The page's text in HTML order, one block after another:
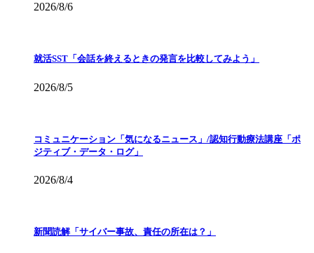
2026/8/6
就活SST「会話を終えるときの発言を比較してみよう」
2026/8/5
コミュニケーション「気になるニュース」/認知行動療法講座「ポ
ジティブ・データ・ログ」
2026/8/4
新聞読解「サイバー事故、責任の所在は？」